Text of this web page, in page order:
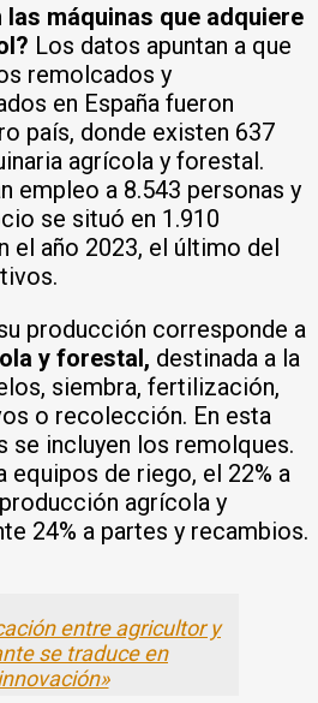
máquinas que adquiere
Los datos apuntan a que
remolcados y
en España fueron
país, donde existen 637
agrícola y forestal.
empleo a 8.543 personas y
se situó en 1.910
el año 2023, el último del
producción corresponde a
y forestal, destinada a la
siembra, fertilización,
o recolección. En esta
se incluyen los remolques.
equipos de riego, el 22% a
agrícola y
24% a partes y recambios.
entre agricultor y
se traduce en